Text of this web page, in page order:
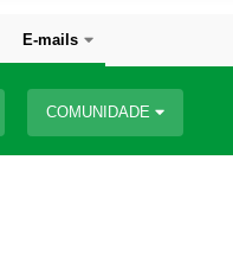
E-mails
COMUNIDADE